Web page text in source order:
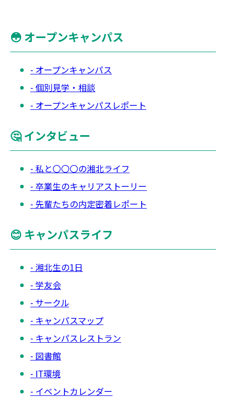
😳 オープンキャンパス
オープンキャンパス
個別見学・相談
オープンキャンパスレポート
🤔 インタビュー
私と〇〇〇の湘北ライフ
卒業生のキャリアストーリー
先輩たちの内定密着レポート
😊 キャンパスライフ
湘北生の1日
学友会
サークル
キャンパスマップ
キャンパスレストラン
図書館
IT環境
イベントカレンダー